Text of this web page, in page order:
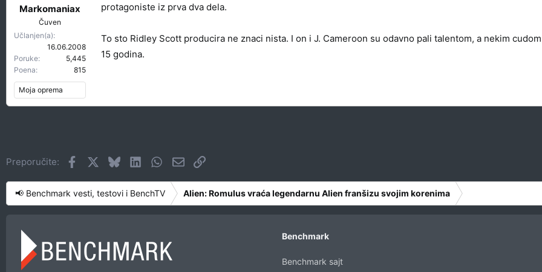
Markomaniax
Čuven
Učlanjen(a)
16.06.2008
Poruke
5,445
Poena
815
Moja oprema
protagoniste iz prva dva dela.
To sto Ridley Scott producira ne znaci nista. I on i J. Cameroon su odavno pali talentom, a nekim
15 godina.
Preporučite: FacebookBlueskyLinkedInWhatsApp
ImejlLink
📢 Benchmark vesti, testovi i BenchTV Alien: Romulus vraća legendarnu Alien franšizu svojim korenima
Benchmark
Benchmark sajt